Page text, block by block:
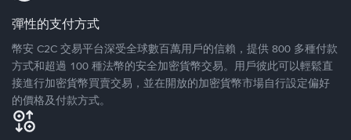
彈性的支付方式
幣安 C2C 交易平台深受全球數百萬用戶的信賴，提供 800 多種付款
方式和超過 100 種法幣的安全加密貨幣交易。用戶彼此可以輕鬆直
接進行加密貨幣買賣交易，並在開放的加密貨幣市場自行設定偏好
的價格及付款方式。